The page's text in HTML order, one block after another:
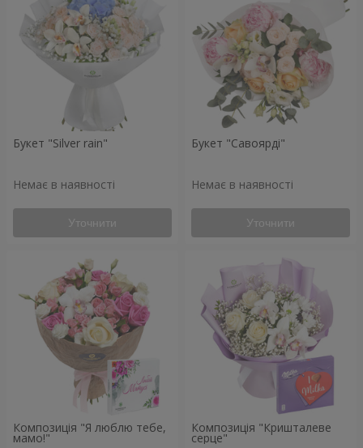
Букет "Silver rain"
Немає в наявності
Уточнити
Букет "Савоярді"
Немає в наявності
Уточнити
Композиція "Я люблю тебе,
мамо!"
Композиція "Кришталеве
серце"